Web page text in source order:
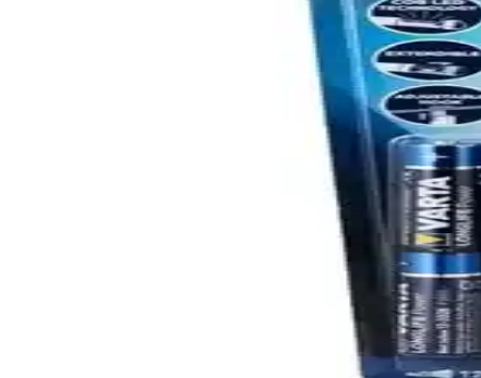
Cata CT-8024 şarj edilebilir LED el feneri, hafifliği ve çok modlu
Bosch GLI 18V-300 Profesyonel Akülü El Feneri
Bosch GLI 18V-300, hafif ve taşınabilir tasarımıyla profesyonel
Small Sun SM-316 Şarjlı El Feneri: Yüksek
SM-316 şarjlı el feneri, 1000 lümen parlaklık ve 800 metre menzil ile
Barnetta BRS18 Oto Şarjlı T6 LED 3000 Lümen El
Barnetta BRS18, 3000 Lümen güçlü LED ışık, oto şarj ve
Varta 18646 Work Flex Teleskop Ayarlanabilir El
Varta 18646 Work Flex, teleskopik yapısı ve güçlü LED ışığıyla